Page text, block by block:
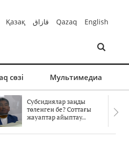
Қазақ قازاق Qazaq English
сөзі Мультимедиа
Субсидиялар заңды
төленген бе? Соттағы
жауаптар айыптау..